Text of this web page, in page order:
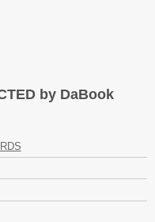
by DaBook